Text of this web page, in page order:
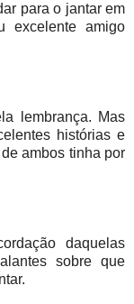
para o jantar em
excelente amigo
lembrança. Mas
histórias e
ambos tinha por
daquelas
sobre que